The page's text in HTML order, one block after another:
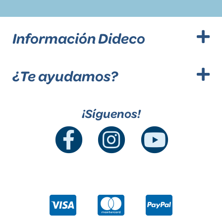
Información Dideco
¿Te ayudamos?
¡Síguenos!